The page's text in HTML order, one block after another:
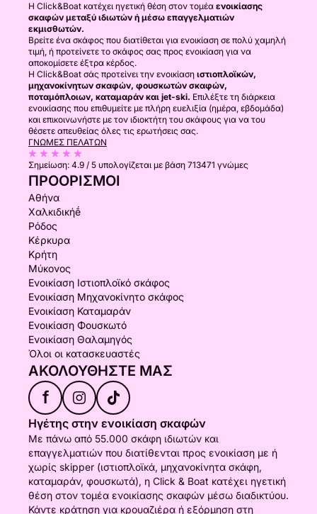
Η Click&Boat κατέχει ηγετική θέση στον τομέα ενοικίασης
σκαφών μεταξύ ιδιωτών ή μέσω επαγγελματιών
εκμισθωτών.
Βρείτε ένα σκάφος που διατίθεται για ενοικίαση σε πολύ χαμηλή
τιμή, ή προτείνετε το σκάφος σας προς ενοικίαση για να
αποκομίσετε έξτρα κέρδος.
Η Click&Boat σάς προτείνει την ενοικίαση ιστιοπλοϊκών,
μηχανοκίνητων σκαφών, φουσκωτών σκαφών,
ποταμόπλοιων, καταμαράν και jet-ski. Επιλέξτε τη διάρκεια
ενοικίασης που επιθυμείτε με πλήρη ευελιξία (ημέρα, εβδομάδα)
και επικοινωνήστε με τον ιδιοκτήτη του σκάφους για να του
θέσετε απευθείας όλες τις ερωτήσεις σας.
ΓΝΏΜΕΣ ΠΕΛΑΤΏΝ
Σημείωση: 4.9 / 5 υπολογίζεται με βάση 713471 γνώμες
ΠΡΟΟΡΙΣΜΟΊ
Αθήνα
Χαλκιδικήḗ
Ρόδος
Κέρκυρα
Κρήτη
Μύκονος
Ενοικίαση Ιστιοπλοϊκό σκάφος
Ενοικίαση Μηχανοκίνητο σκάφος
Ενοικίαση Καταμαράν
Ενοικίαση Φουσκωτό
Ενοικίαση Θαλαμηγός
Όλοι οι κατασκευαστές
ΑΚΟΛΟΥΘΉΣΤΕ ΜΑΣ
f
Ηγέτης στην ενοικίαση σκαφών
Με πάνω από 55.000 σκάφη ιδιωτών και
επαγγελματιών που διατίθενται προς ενοικίαση με ή
χωρίς skipper (ιστιοπλοϊκά, μηχανοκίνητα σκάφη,
καταμαράν, φουσκωτά), η Click & Boat κατέχει ηγετική
θέση στον τομέα ενοικίασης σκαφών μέσω διαδικτύου.
Κάντε κράτηση για κρουαζιέρα ή εξόρμηση στη